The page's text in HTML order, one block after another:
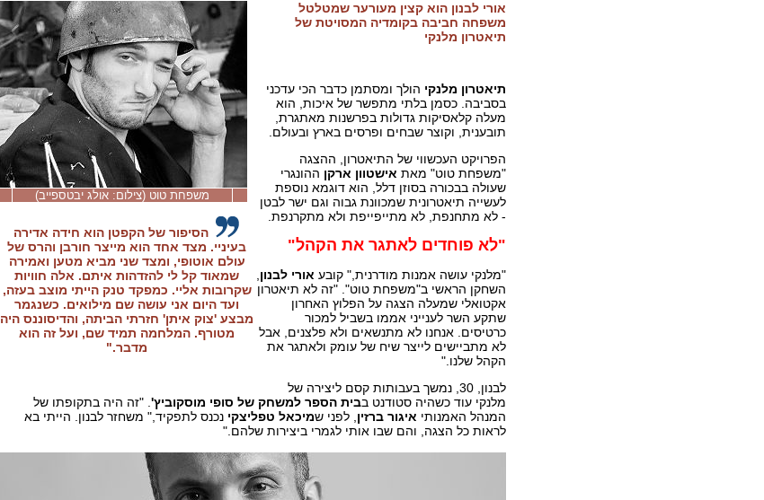
משפחת טוט (צילום: אולג יבטספייב)
הסיפור של הקפטן הוא חידה אדירה
בעיניי. מצד אחד הוא מייצר חורבן והרס של
עולם אוטופי, ומצד שני מביא מטען ואמירה
שמאוד קל לי להזדהות איתם. אלה חוויות
שקרובות אליי. כמפקד טנק הייתי מוצב בעזה,
ועד היום אני עושה שם מילואים. כשנגמר
מבצע 'צוק איתן' חזרתי הביתה, והדיסוננס היה
מטורף. המלחמה תמיד שם, ועל זה הוא
מדבר."
אורי לבנון הוא קצין מעורער שמטלטל
משפחה חביבה בקומדיה המסויטת של
תיאטרון מלנקי
תיאטרון מלנקי הולך ומסתמן כדבר הכי עדכני
בסביבה. כסמן בלתי מתפשר של איכות, הוא
מעלה קלאסיקות גדולות בפרשנות מאתגרת,
תובענית, וקוצר שבחים ופרסים בארץ ובעולם.
הפרויקט העכשווי של התיאטרון, ההצגה
"משפחת טוט" מאת אישטוון ארקן ההונגרי
שעולה בבכורה בסוזן דלל, הוא דוגמא נוספת
לעשייה תיאטרונית שמכוונת גבוה וגם ישר לבטן
- לא מתחנפת, לא מתייפייפת ולא מתקרנפת.
"לא פוחדים לאתגר את הקהל"
"מלנקי עושה אמנות מודרנית," קובע אורי לבנון
השחקן הראשי ב"משפחת טוט". "זה לא תיאטרון
אקטואלי שמעלה הצגה על הפלוץ האחרון
שתקע השר לענייני אממו בשביל למכור
כרטיסים. אנחנו לא מתנשאים ולא פלצנים, אבל
לא מתביישים לייצר שיח של עומק ולאתגר את
הקהל שלנו."
לבנון, 30, נמשך בעבותות קסם ליצירה של
מלנקי עוד כשהיה סטודנט בבית הספר למשחק של סופי מוסקוביץ' . "זה היה בתקופתו של
המנהל האמנותי איגור ברזין , לפני שמיכאל טפליצקי נכנס לתפקיד," משחזר לבנון. הייתי בא
לראות כל הצגה, והם שבו אותי לגמרי ביצירות שלהם."